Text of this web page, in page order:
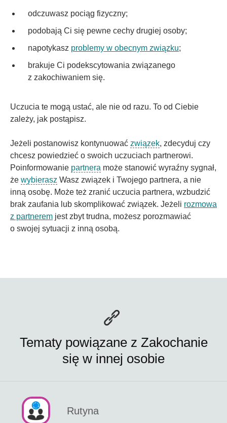
odczuwasz pociąg fizyczny;
podobają Ci się pewne cechy drugiej osoby;
napotykasz problemy w obecnym związku;
brakuje Ci podekscytowania związanego
z zakochiwaniem się.
Uczucia te mogą ustać, ale nie od razu. To od Ciebie
zależy, jak postąpisz.
Jeżeli postanowisz kontynuować związek, zdecyduj czy
chcesz powiedzieć o swoich uczuciach partnerowi.
Poinformowanie partnera może stanowić wyraźny sygnał,
że wybierasz Wasz związek i Twojego partnera, a nie
inną osobę. Może też zranić uczucia partnera, wzbudzić
brak zaufania lub skomplikować związek. Jeżeli rozmowa
z partnerem jest zbyt trudna, możesz porozmawiać
o swojej sytuacji z inną osobą.
Tematy powiązane z Zakochanie
się w innej osobie
Rutyna